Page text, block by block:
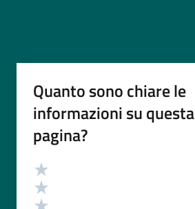
Quanto sono chiare le
informazioni su questa
pagina?
Valutazione